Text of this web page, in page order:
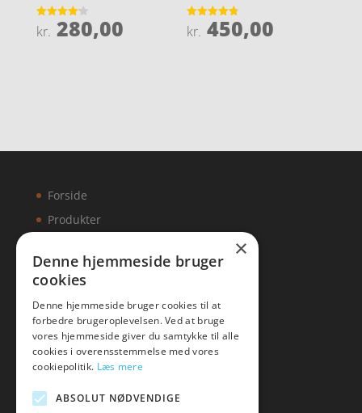
Vurderet
4.2
kr. 280,00
Vurderet
4.8
kr. 450,00
Forside
Produkter
Artikler
Malawigruppen
Mail:hej@malawigruppen.dk
×
Denne hjemmeside bruger
cookies
Denne hjemmeside bruger cookies til at
forbedre brugeroplevelsen. Ved at bruge
vores hjemmeside giver du samtykke til alle
cookies i overensstemmelse med vores
cookiepolitik. Læs mere
ABSOLUT NØDVENDIGE